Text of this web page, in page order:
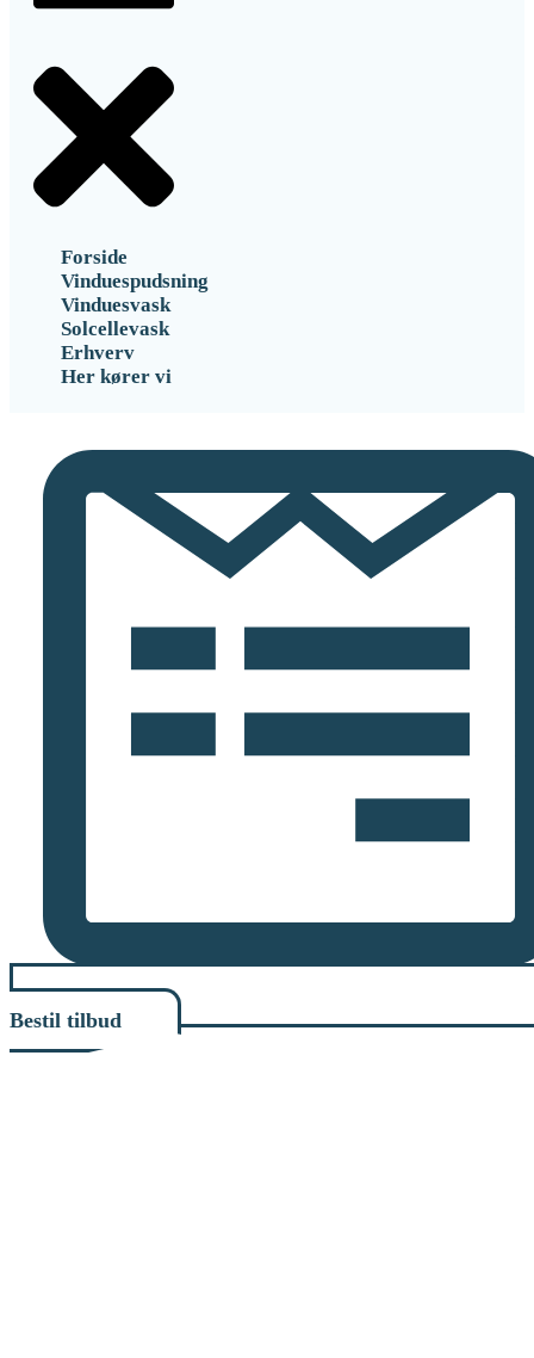
Forside
Vinduespudsning
Vinduesvask
Solcellevask
Erhverv
Her kører vi
Bestil tilbud